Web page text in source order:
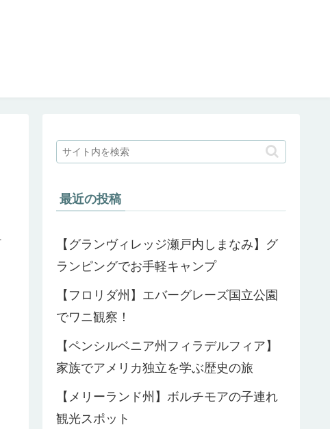
最近の投稿
【グランヴィレッジ瀬戸内しまなみ】グ
ランピングでお手軽キャンプ
【フロリダ州】エバーグレーズ国立公園
でワニ観察！
【ペンシルベニア州フィラデルフィア】
家族でアメリカ独立を学ぶ歴史の旅
【メリーランド州】ボルチモアの子連れ
観光スポット